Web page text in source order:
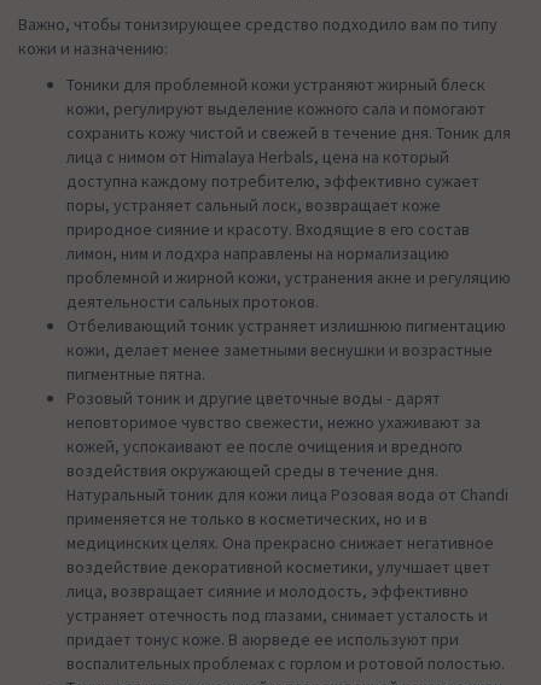
Важно, чтобы тонизирующее средство подходило вам по типу
кожи и назначению:
Тоники для проблемной кожи устраняют жирный блеск
кожи, регулируют выделение кожного сала и помогают
сохранить кожу чистой и свежей в течение дня. Тоник для
лица с нимом от Himalaya Herbals, цена на который
доступна каждому потребителю, эффективно сужает
поры, устраняет сальный лоск, возвращает коже
природное сияние и красоту. Входящие в его состав
лимон, ним и лодхра направлены на нормализацию
проблемной и жирной кожи, устранения акне и регуляцию
деятельности сальных протоков.
Отбеливающий тоник устраняет излишнюю пигментацию
кожи, делает менее заметными веснушки и возрастные
пигментные пятна.
Розовый тоник и другие цветочные воды - дарят
неповторимое чувство свежести, нежно ухаживают за
кожей, успокаивают ее после очищения и вредного
воздействия окружающей среды в течение дня.
Натуральный тоник для кожи лица Розовая вода от Chandi
применяется не только в косметических, но и в
медицинских целях. Она прекрасно снижает негативное
воздействие декоративной косметики, улучшает цвет
лица, возвращает сияние и молодость, эффективно
устраняет отечность под глазами, снимает усталость и
придает тонус коже. В аюрведе ее используют при
воспалительных проблемах с горлом и ротовой полостью.